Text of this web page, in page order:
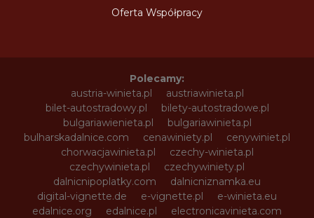
Oferta Współpracy
Polecamy:
austria-winieta.pl
austriawinieta.pl
bilet-autostradowy.pl
bilety-autostradowe.pl
bulgariawienieta.pl
bulgariawinieta.pl
bulharskadalnice.com
cenawiniety.pl
cenywiniet.pl
chorwacjawinieta.pl
czechy-winieta.pl
czechywinieta.pl
czechywiniety.pl
dalnicnipoplatky.com
dalnicniznamka.eu
digital-vignette.de
e-vignette.pl
e-winieta.eu
edalnice.org
edalnice.pl
electronicavinieta.com